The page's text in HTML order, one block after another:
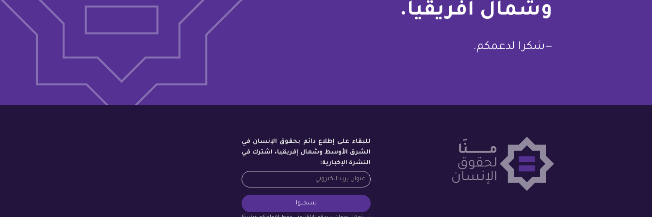
وشمال أفريقيا.
—شكرا لدعمكم.
للبقاء على إطلاع دائم بحقوق الإنسان في
الشرق الأوسط وشمال إفريقيا، اشترك في
النشرة الإخبارية: